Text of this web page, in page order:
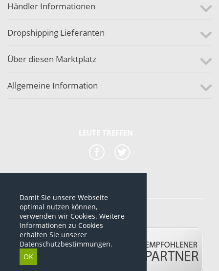
Händler Informationen
Dropshipping Lieferanten
Über diesen Marktplatz
Allgemeine Information
*alle Preise sind netto Preise
© 2012-2026 www.dropshipping-marktplatz.de
Damit Sie unsere Webseite
optimal nutzen können,
verwenden wir Cookies. Weitere
Informationen zu Cookies
erhalten Sie unserer
Datenschutzbestimmungen.
OK